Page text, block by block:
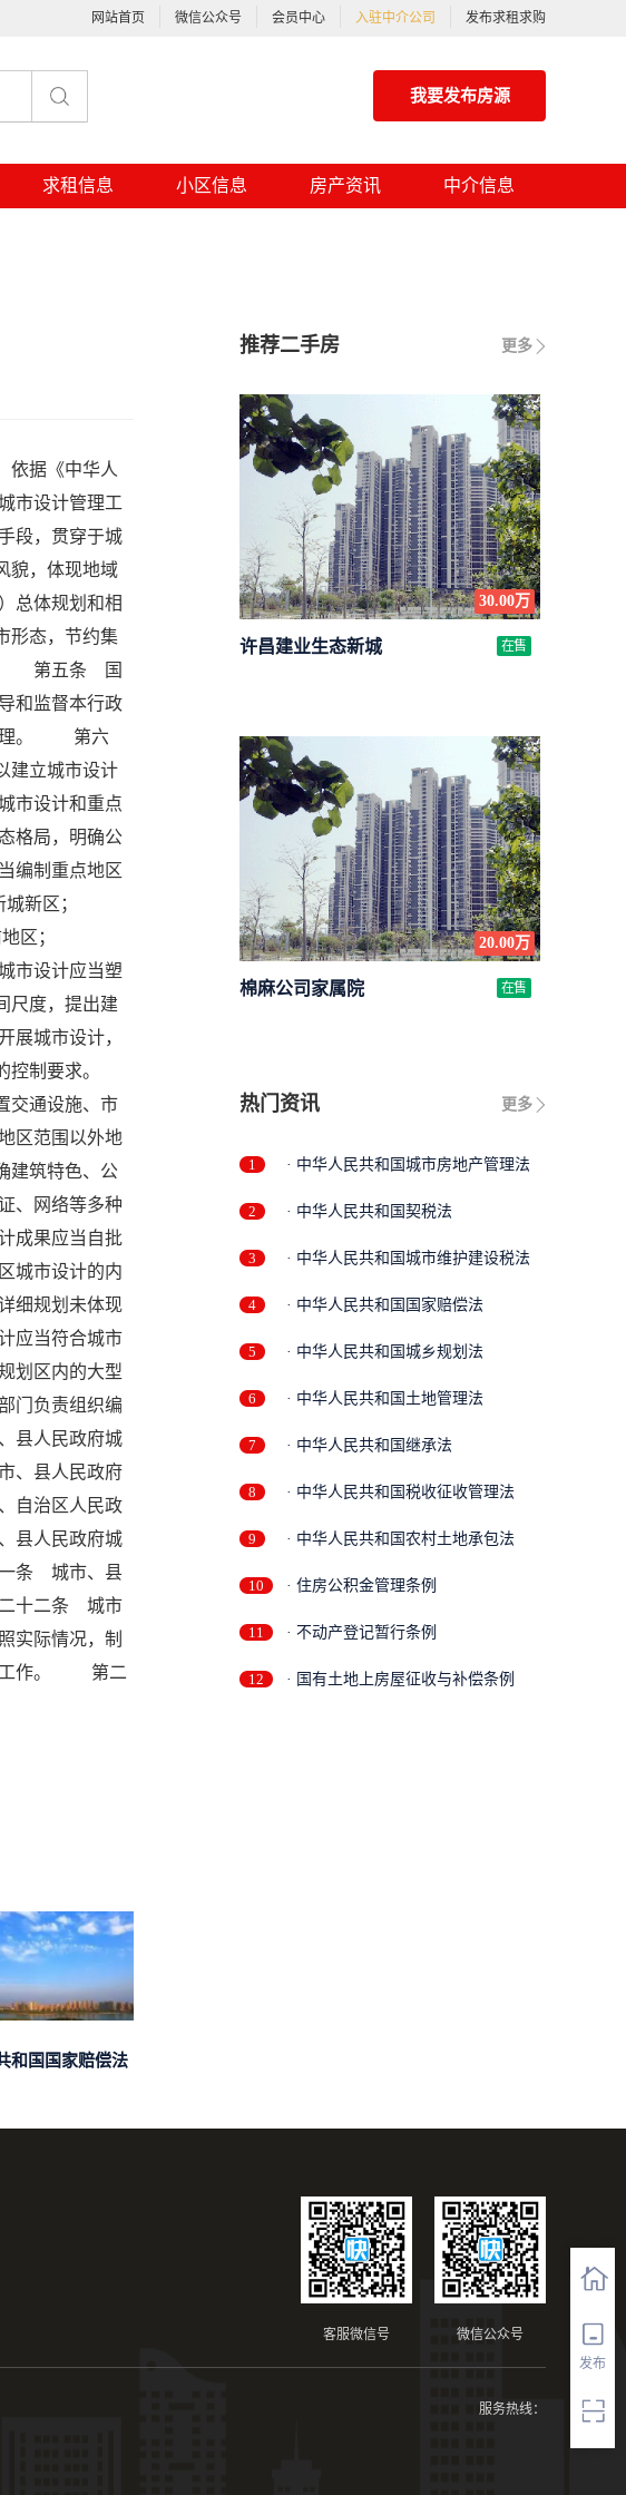
网站首页 微信公众号 会员中心 入驻中介公司 发布求租求购
我要发布房源
求租信息 小区信息 房产资讯 中介信息
发布
据《中华人
市设计管理工
段，贯穿于城
貌，体现地域
总体规划和相
形态，节约集
。 第五条 国
和监督本行政
管理。 第六
建立城市设计
市设计和重点
格局，明确公
编制重点地区
城新区；
前地区；
市设计应当塑
尺度，提出建
城市设计，
制要求。
交通设施、市
区范围以外地
建筑特色、公
、网络等多种
成果应当自批
城市设计的内
细规划未体现
应当符合城市
划区内的大型
门负责组织编
县人民政府城
、县人民政府
自治区人民政
县人民政府城
条 城市、县
十二条 城市
实际情况，制
工作。 第二
和国国家赔偿法
更多
推荐二手房
30.00万
许昌建业生态新城 在售
20.00万
棉麻公司家属院 在售
更多
热门资讯
1 · 中华人民共和国城市房地产管理法
2 · 中华人民共和国契税法
3 · 中华人民共和国城市维护建设税法
4 · 中华人民共和国国家赔偿法
5 · 中华人民共和国城乡规划法
6 · 中华人民共和国土地管理法
7 · 中华人民共和国继承法
8 · 中华人民共和国税收征收管理法
9 · 中华人民共和国农村土地承包法
10 · 住房公积金管理条例
11 · 不动产登记暂行条例
12 · 国有土地上房屋征收与补偿条例
微信公众号
客服微信号
服务热线：